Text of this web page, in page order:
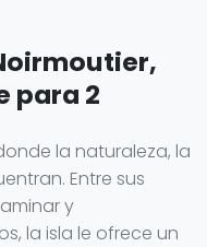
para 2
la naturaleza, la
Entre sus
y
la isla le ofrece un